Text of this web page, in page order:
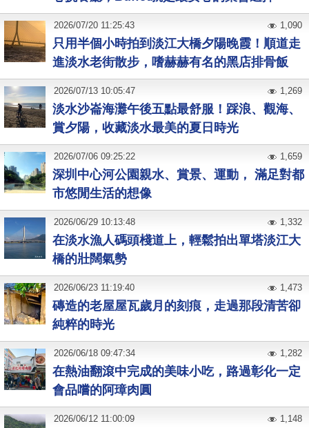
只用半個小時拍到淡江大橋夕陽晚霞！順道走
進淡水老街散步，嗜赫赫有名的黑店排骨飯
2026/07/20 11:25:43 1,090
淡水沙崙海灘午後五點最舒服！踩浪、觀海、
賞夕陽，收藏淡水最美的夏日時光
2026/07/13 10:05:47 1,269
深圳中心河公園親水、賞景、運動， 滿足對都
市悠閒生活的想像
2026/07/06 09:25:22 1,659
在淡水漁人碼頭棧道上，輕鬆拍出單塔淡江大
橋的壯闊氣勢
2026/06/29 10:13:48 1,332
磚造的老屋屋瓦歲月的刻痕，走過那段清苦卻
純粹的時光
2026/06/23 11:19:40 1,473
在熱油翻滾中完成的美味小吃，路過彰化一定
會品嚐的阿璋肉圓
2026/06/18 09:47:34 1,282
2026/06/12 11:00:09 1,148